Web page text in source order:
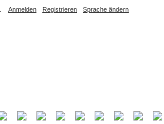
Anmelden Registrieren Sprache ändern